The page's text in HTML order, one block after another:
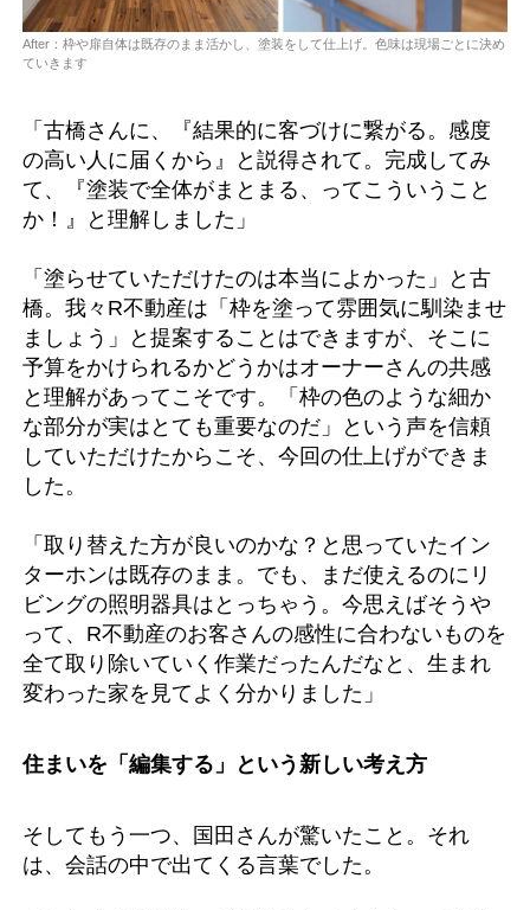
After：枠や扉自体は既存のまま活かし、塗装をして仕上げ。色味は現場ごとに決め
ていきます
「古橋さんに、『結果的に客づけに繋がる。感度
の高い人に届くから』と説得されて。完成してみ
て、『塗装で全体がまとまる、ってこういうこと
か！』と理解しました」
「塗らせていただけたのは本当によかった」と古
橋。我々R不動産は「枠を塗って雰囲気に馴染ませ
ましょう」と提案することはできますが、そこに
予算をかけられるかどうかはオーナーさんの共感
と理解があってこそです。「枠の色のような細か
な部分が実はとても重要なのだ」という声を信頼
していただけたからこそ、今回の仕上げができま
した。
「取り替えた方が良いのかな？と思っていたイン
ターホンは既存のまま。でも、まだ使えるのにリ
ビングの照明器具はとっちゃう。今思えばそうや
って、R不動産のお客さんの感性に合わないものを
全て取り除いていく作業だったんだなと、生まれ
変わった家を見てよく分かりました」
住まいを「編集する」という新しい考え方
そしてもう一つ、国田さんが驚いたこと。それ
は、会話の中で出てくる言葉でした。